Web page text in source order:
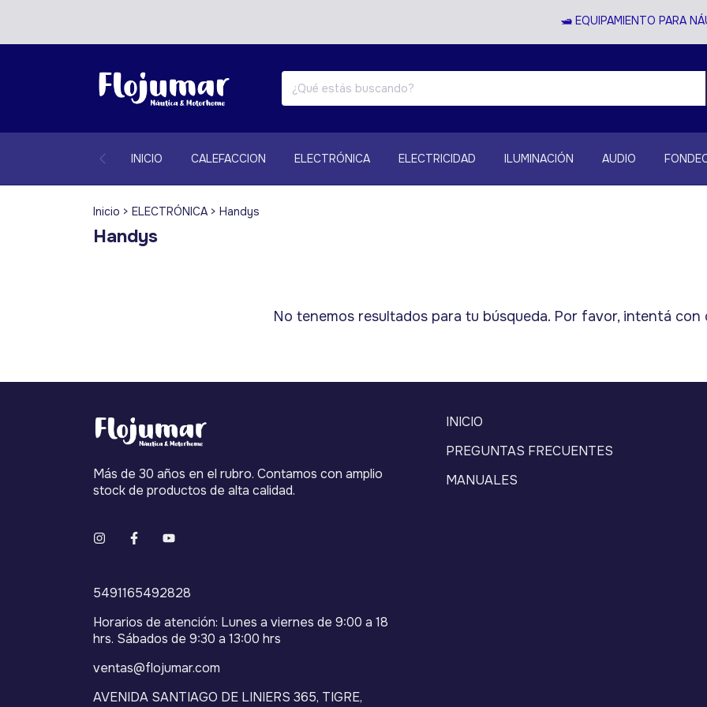
🛥️ EQUIPAMIENTO PARA
INICIO CALEFACCION ELECTRÓNICA ELECTRICIDAD ILUMINACIÓN AUDIO
Inicio > ELECTRÓNICA > Handys
Handys
No tenemos resultados para tu búsqueda. Por favor, intentá
Más de 30 años en el rubro. Contamos con amplio
stock de productos de alta calidad.
5491165492828
Horarios de atención: Lunes a viernes de 9:00 a 18
hrs. Sábados de 9:30 a 13:00 hrs
ventas@flojumar.com
AVENIDA SANTIAGO DE LINIERS 365, TIGRE,
INICIO
PREGUNTAS FRECUENTES
MANUALES